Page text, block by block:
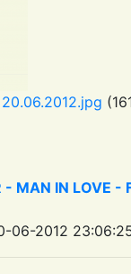
- MAN IN LOVE
06-2012